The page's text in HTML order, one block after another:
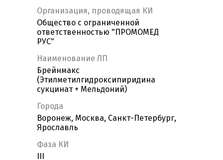
Организация, проводящая КИ
Общество с ограниченной
ответственностью "ПРОМОМЕД
РУС"
Наименование ЛП
Брейнмакс
(Этилметилгидроксипиридина
сукцинат + Мельдоний)
Города
Воронеж, Москва, Санкт-Петербург,
Ярославль
Фаза КИ